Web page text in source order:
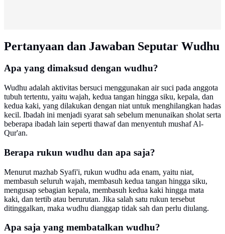
Pertanyaan dan Jawaban Seputar Wudhu
Apa yang dimaksud dengan wudhu?
Wudhu adalah aktivitas bersuci menggunakan air suci pada anggota
tubuh tertentu, yaitu wajah, kedua tangan hingga siku, kepala, dan
kedua kaki, yang dilakukan dengan niat untuk menghilangkan hadas
kecil. Ibadah ini menjadi syarat sah sebelum menunaikan sholat serta
beberapa ibadah lain seperti thawaf dan menyentuh mushaf Al-
Qur'an.
Berapa rukun wudhu dan apa saja?
Menurut mazhab Syafi'i, rukun wudhu ada enam, yaitu niat,
membasuh seluruh wajah, membasuh kedua tangan hingga siku,
mengusap sebagian kepala, membasuh kedua kaki hingga mata
kaki, dan tertib atau berurutan. Jika salah satu rukun tersebut
ditinggalkan, maka wudhu dianggap tidak sah dan perlu diulang.
Apa saja yang membatalkan wudhu?